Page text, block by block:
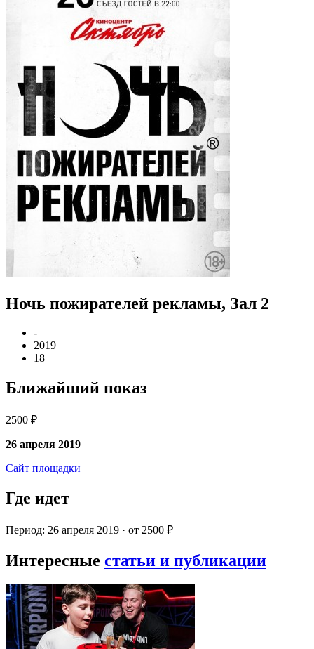
Ночь пожирателей рекламы, Зал 2
-
2019
18+
Ближайший показ
2500 ₽
26 апреля 2019
Сайт площадки
Где идет
Период: 26 апреля 2019 · от 2500 ₽
Интересные статьи и публикации